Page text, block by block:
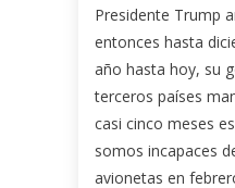
Presidente Trump
entonces hasta
año hasta hoy, su
terceros países
casi cinco meses
somos incapaces
avionetas en